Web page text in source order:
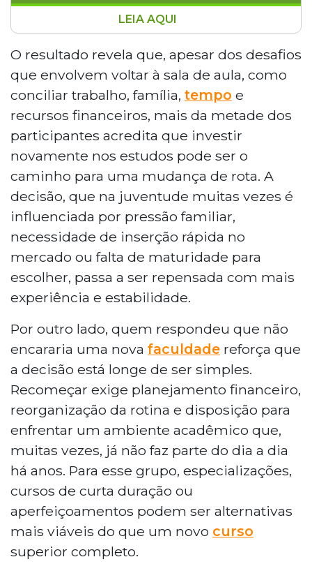
A maioria dos leitores do Campo Grande
News, cerca de 56,65%, demonstra
interesse em iniciar uma nova graduação
profissional. A pesquisa revela que,
mesmo diante dos desafios de conciliar
trabalho, família e recursos financeiros, o
retorno aos estudos é visto como
caminho para reposicionamento na
carreira. O cenário atual, marcado por
transformações tecnológicas e
surgimento de novas profissões, contribui
para essa tendência. Para os 43,35% que
não consideram uma segunda
graduação, alternativas como
especializações e cursos de curta duração
aparecem como opções mais viáveis.
LEIA AQUI
O resultado revela que, apesar dos desafios
que envolvem voltar à sala de aula, como
conciliar trabalho, família, tempo e
recursos financeiros, mais da metade dos
participantes acredita que investir
novamente nos estudos pode ser o
caminho para uma mudança de rota. A
decisão, que na juventude muitas vezes é
influenciada por pressão familiar,
necessidade de inserção rápida no
mercado ou falta de maturidade para
escolher, passa a ser repensada com mais
experiência e estabilidade.
Por outro lado, quem respondeu que não
encararia uma nova faculdade reforça que
a decisão está longe de ser simples.
Recomeçar exige planejamento financeiro,
reorganização da rotina e disposição para
enfrentar um ambiente acadêmico que,
muitas vezes, já não faz parte do dia a dia
há anos. Para esse grupo, especializações,
cursos de curta duração ou
aperfeiçoamentos podem ser alternativas
mais viáveis do que um novo curso
superior completo.